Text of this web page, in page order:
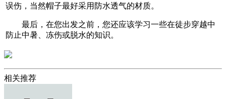
误伤，当然帽子最好采用防水透气的材质。
最后，在您出发之前，您还应该学习一些在徒步穿越中
防止中暑、冻伤或脱水的知识。
相关推荐